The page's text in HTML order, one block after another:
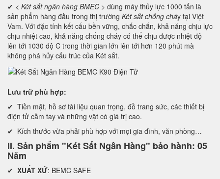
✔ < Két sắt ngân hàng BMEC > dùng máy thủy lực 1000 tấn là
sản phẩm hàng đầu trong thị trường Két sắt chống cháy tại Việt
Vam. Với đặc tính kết cấu bền vững, chắc chắn, khả năng chịu lực
chịu nhiệt cao, khả năng chống cháy có thể chịu được nhiệt độ
lên tới 1030 độ C trong thời gian lớn lên tới hơn 120 phút mà
không phá hủy cấu trúc của Két sắt.
Lưu trữ phù hợp:
✔ Tiền mặt, hồ sơ tài liệu quan trọng, đồ trang sức, các thiết bị
điện tử cầm tay và những vật có giá trị cao.
✔ Kích thước vừa phải phù hợp với mọi gia đình, văn phòng…
II. Sản phẩm "Két Sắt Ngân Hàng" bảo hành: 05
Năm
✔ XUẤT XỨ: BEMC SAFE